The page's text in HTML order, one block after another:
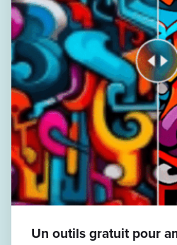
Un outils gratuit pour